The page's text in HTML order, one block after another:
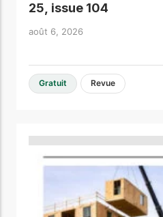
25, issue 104
août 6, 2026
Gratuit Revue